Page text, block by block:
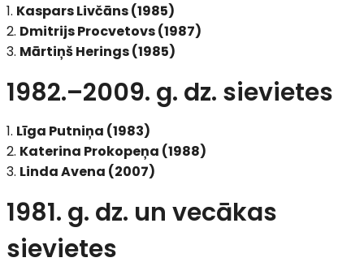
Kaspars Livčāns (1985)
Dmitrijs Procvetovs (1987)
Mārtiņš Herings (1985)
1982.–2009. g. dz. sievietes
Līga Putniņa (1983)
Katerina Prokopeņa (1988)
Linda Avena (2007)
1981. g. dz. un vecākas
sievietes